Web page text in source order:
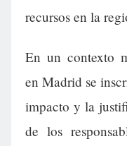
recursos en la
En un contexto
en Madrid se
impacto y la
de los